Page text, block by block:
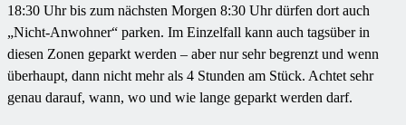
18:30 Uhr bis zum nächsten Morgen 8:30 Uhr dürfen dort auch
„Nicht-Anwohner“ parken. Im Einzelfall kann auch tagsüber in
diesen Zonen geparkt werden – aber nur sehr begrenzt und wenn
überhaupt, dann nicht mehr als 4 Stunden am Stück. Achtet sehr
genau darauf, wann, wo und wie lange geparkt werden darf.